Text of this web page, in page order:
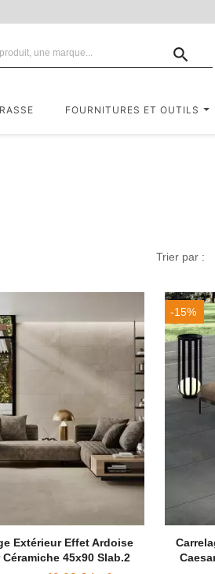

FOURNITURES ET OUTILS
Trier par :
Extérieur Effet Ardoise
Céramiche 45x90 Slab.2
-15%